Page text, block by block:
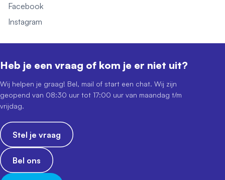
Facebook
Instagram
Heb je een vraag of kom je er niet uit?
Wij helpen je graag! Bel, mail of start een chat. Wij zijn
geopend van 08:30 uur tot 17:00 uur van maandag t/m
vrijdag.
Stel je vraag
Bel ons